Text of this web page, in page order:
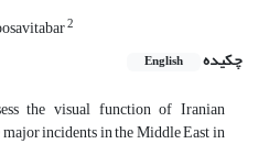
2
چکیده English
the visual function of Iranian
incidents in the Middle East in